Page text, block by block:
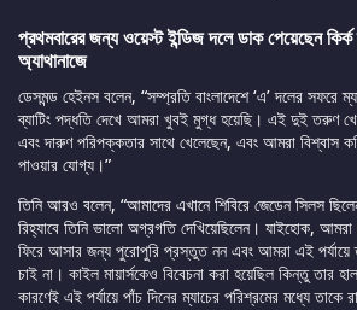
প্রথমবারের জন্য ওয়েস্ট ইন্ডিজ দলে ডাক পেয়েছেন কির্ক
অ্যাথানাজে
ডেসমন্ড হেইনস বলেন, “সম্প্রতি বাংলাদেশে ‘এ’ দলের সফরে
ব্যাটিং পদ্ধতি দেখে আমরা খুবই মুগ্ধ হয়েছি। এই দুই তরুণ
এবং দারুণ পরিপক্কতার সাথে খেলেছেন, এবং আমরা বিশ্বাস
পাওয়ার যোগ্য।”
তিনি আরও বলেন, “আমাদের এখানে শিবিরে জেডেন সিলস
রিহ্যাবে তিনি ভালো অগ্রগতি দেখিয়েছিলেন। যাইহোক,
ফিরে আসার জন্য পুরোপুরি প্রস্তুত নন এবং আমরা এই পর্যায়ে
চাই না। কাইল মায়ার্সকেও বিবেচনা করা হয়েছিল কিন্তু তার
কারণেই এই পর্যায়ে পাঁচ দিনের ম্যাচের পরিশ্রমের মধ্যে তাকে